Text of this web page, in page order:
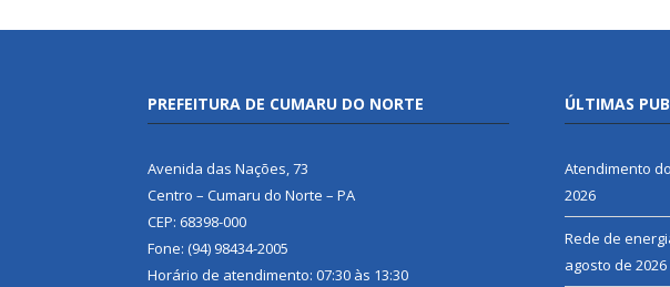
PREFEITURA DE CUMARU DO NORTE
Avenida das Nações, 73
Centro – Cumaru do Norte – PA
CEP: 68398-000
Fone: (94) 98434-2005
Horário de atendimento: 07:30 às 13:30
ÚLTIMAS
Atendimento
2026
Rede de
agosto de 2026